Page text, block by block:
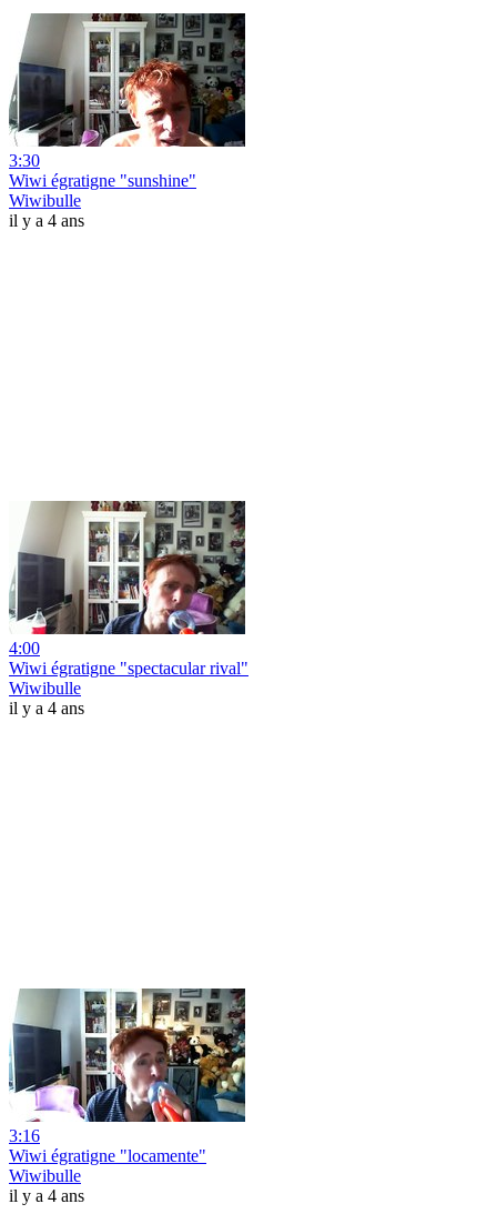
3:30
Wiwi égratigne "sunshine"
Wiwibulle
il y a 4 ans
4:00
Wiwi égratigne "spectacular rival"
Wiwibulle
il y a 4 ans
3:16
Wiwi égratigne "locamente"
Wiwibulle
il y a 4 ans